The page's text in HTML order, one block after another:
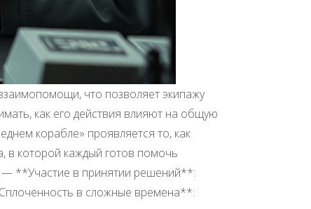
что позволяет экипажу
как его действия влияют на общую
корабле» проявляется то, как
в которой каждый готов помочь
— **Участие в принятии решений**:
в сложные времена**: